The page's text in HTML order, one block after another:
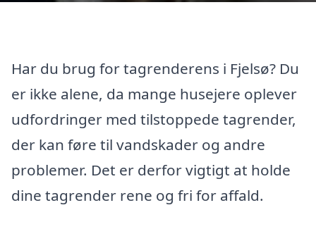
Har du brug for tagrenderens i Fjelsø? Du
er ikke alene, da mange husejere oplever
udfordringer med tilstoppede tagrender,
der kan føre til vandskader og andre
problemer. Det er derfor vigtigt at holde
dine tagrender rene og fri for affald.